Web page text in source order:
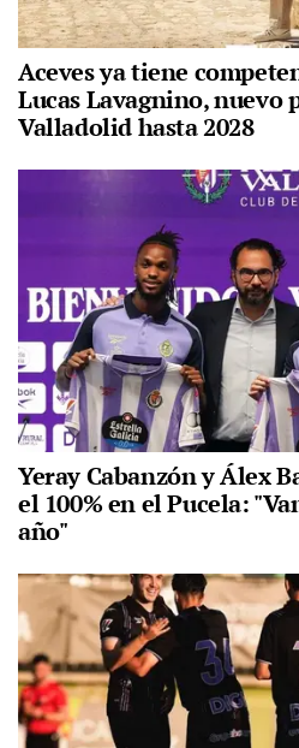
Aceves ya tiene
Lucas Lavagnino, nuevo
Valladolid hasta 2028
Yeray Cabanzón y Álex
el 100% en el Pucela:
año"